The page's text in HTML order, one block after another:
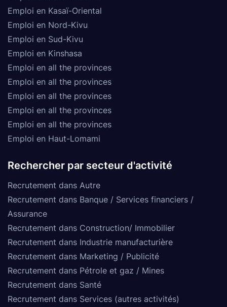
Emploi en Kasaï-Oriental
Emploi en Nord-Kivu
Emploi en Sud-Kivu
Emploi en Kinshasa
Emploi en all the provinces
Emploi en all the provinces
Emploi en all the provinces
Emploi en all the provinces
Emploi en all the provinces
Emploi en Haut-Lomami
Rechercher par secteur d'activité
Recrutement dans Autre
Recrutement dans Banque / Services financiers /
Assurance
Recrutement dans Construction/ Immobilier
Recrutement dans Industrie manufacturière
Recrutement dans Marketing / Publicité
Recrutement dans Pétrole et gaz / Mines
Recrutement dans Santé
Recrutement dans Services (autres activités)